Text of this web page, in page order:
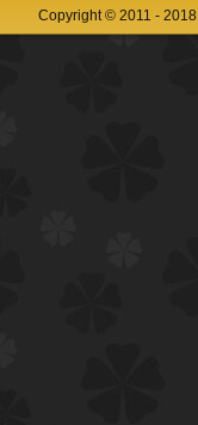
Copyright © 2011 -